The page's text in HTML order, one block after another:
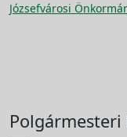
Józsefvárosi
Polgármesteri